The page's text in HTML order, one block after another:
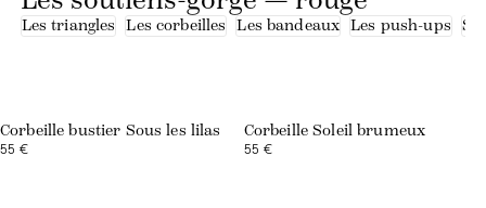
Les triangles Les corbeilles Les bandeaux Les push-ups
Corbeille bustier Sous les lilas
55 €
Corbeille Soleil brumeux
55 €